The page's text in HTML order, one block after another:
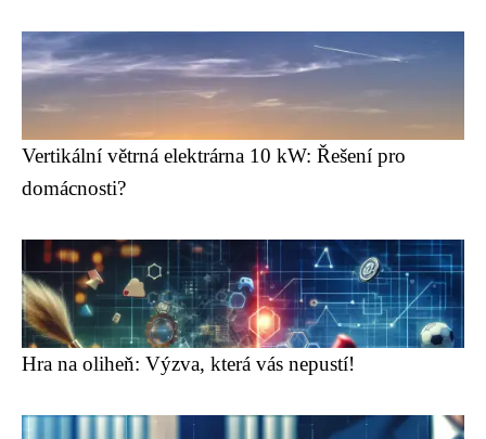
Vertikální větrná elektrárna 10 kW: Řešení pro
domácnosti?
Hra na oliheň: Výzva, která vás nepustí!